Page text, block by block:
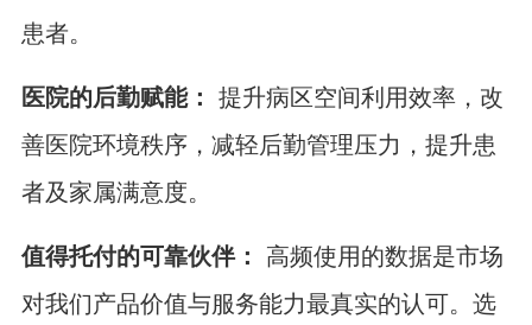
患者。
医院的后勤赋能：
提升病区空间利用效率，改
善医院环境秩序，减轻后勤管理压力，提升患
者及家属满意度。
值得托付的可靠伙伴： 高频使用的数据是市场
对我们产品价值与服务能力最真实的认可。选